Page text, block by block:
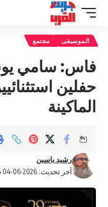
الموسيقى مجتمع
فاس: سامي
الماكينة
آخر تحديث: 2026-06-04 4:25 مساءً
رشيد ياسين